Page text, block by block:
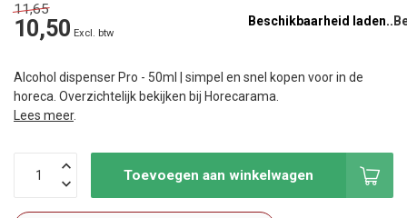
11,65
10,50 Excl. btw
Beschikbaarheid laden..
Alcohol dispenser Pro - 50ml | simpel en snel kopen voor in de
horeca. Overzichtelijk bekijken bij Horecarama.
Lees meer.
Toevoegen aan winkelwagen